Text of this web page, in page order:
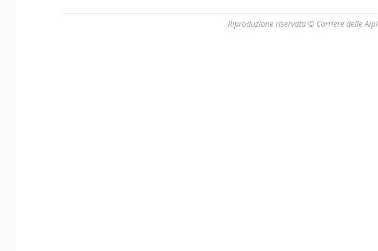
Riproduzione riservata © Corriere delle Alpi